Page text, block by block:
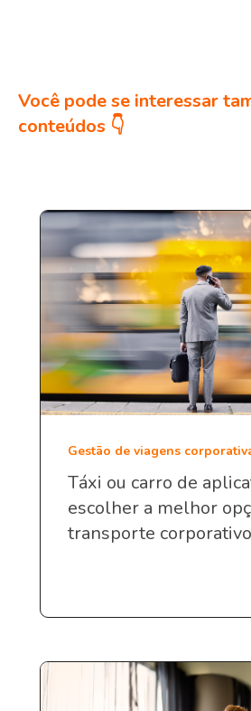
Você pode se interessar
conteúdos 👇
Gestão de viagens
Táxi ou carro de
escolher a melhor
transporte